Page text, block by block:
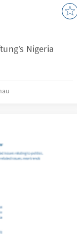
Nigeria